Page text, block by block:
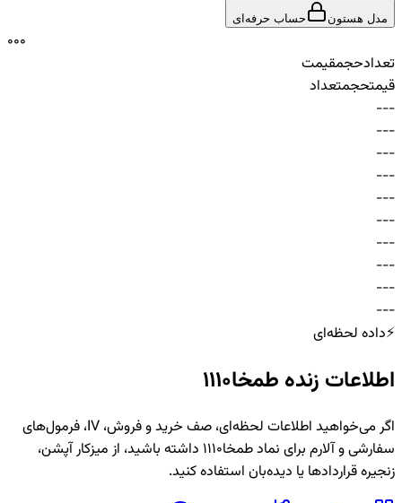
مدل هستون حساب حرفه‌ای
000
تعدادحجمقیمت
قیمتحجمتعداد
-
-
-
-
-
-
-
-
-
-
-
-
-
-
-
-
-
-
-
-
-
-
-
-
-
-
-
-
-
-
⚡داده لحظه‌ای
اطلاعات زنده طمخا1110
اگر می‌خواهید اطلاعات لحظه‌ای، صف خرید و فروش، IV، فرمول‌های
سفارشی و آلارم برای نمادطمخا1110
داشته باشید، از میزکار آپشن،
زنجیره قراردادها یا دیده‌بان استفاده کنید.